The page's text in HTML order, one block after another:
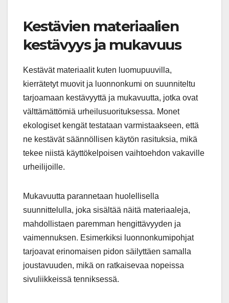
Kestävien materiaalien
kestävyys ja mukavuus
Kestävät materiaalit kuten luomupuuvilla,
kierrätetyt muovit ja luonnonkumi on suunniteltu
tarjoamaan kestävyyttä ja mukavuutta, jotka ovat
välttämättömiä urheilusuorituksessa. Monet
ekologiset kengät testataan varmistaakseen, että
ne kestävät säännöllisen käytön rasituksia, mikä
tekee niistä käyttökelpoisen vaihtoehdon vakaville
urheilijoille.
Mukavuutta parannetaan huolellisella
suunnittelulla, joka sisältää näitä materiaaleja,
mahdollistaen paremman hengittävyyden ja
vaimennuksen. Esimerkiksi luonnonkumipohjat
tarjoavat erinomaisen pidon säilyttäen samalla
joustavuuden, mikä on ratkaisevaa nopeissa
sivuliikkeissä tenniksessä.